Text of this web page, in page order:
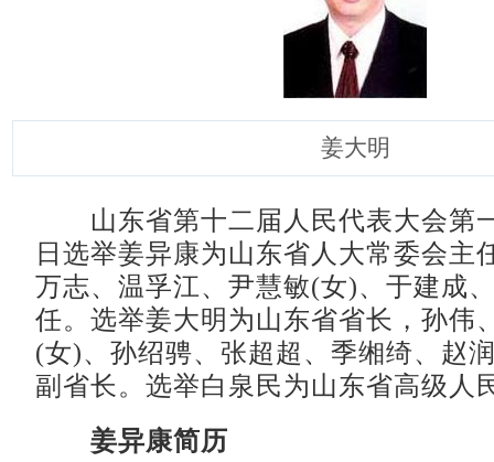
姜大明
山东省第十二届人民代表大会第
日选举姜异康为山东省人大常委会主
万志、温孚江、尹慧敏(女)、于建成
任。选举姜大明为山东省省长，孙伟
(女)、孙绍骋、张超超、季缃绮、赵
副省长。选举白泉民为山东省高级人
姜异康简历